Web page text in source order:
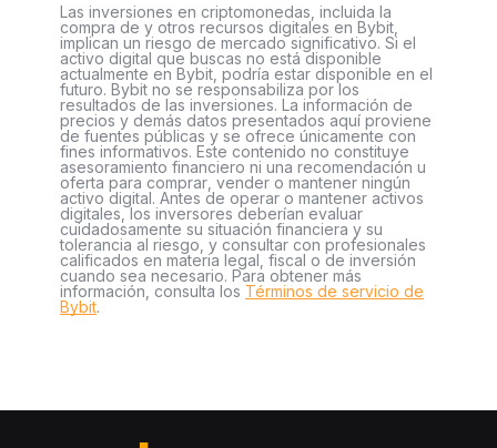
Las inversiones en criptomonedas, incluida la
compra de y otros recursos digitales en Bybit,
implican un riesgo de mercado significativo. Si el
activo digital que buscas no está disponible
actualmente en Bybit, podría estar disponible en el
futuro. Bybit no se responsabiliza por los
resultados de las inversiones. La información de
precios y demás datos presentados aquí proviene
de fuentes públicas y se ofrece únicamente con
fines informativos. Este contenido no constituye
asesoramiento financiero ni una recomendación u
oferta para comprar, vender o mantener ningún
activo digital. Antes de operar o mantener activos
digitales, los inversores deberían evaluar
cuidadosamente su situación financiera y su
tolerancia al riesgo, y consultar con profesionales
calificados en materia legal, fiscal o de inversión
cuando sea necesario. Para obtener más
información, consulta los Términos de servicio de
Bybit.